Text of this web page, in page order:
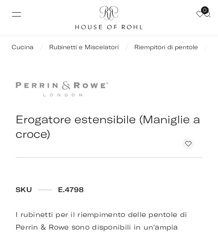
0
Cucina Rubinetti e Miscelatori Riempitori di pentole
Erogatore estensibile (Maniglie a
croce)
SKU E.4798
I rubinetti per il riempimento delle pentole di
Perrin & Rowe sono disponibili in un'ampia